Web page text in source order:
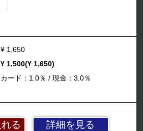
詳細を見る
¥ 1,650
¥ 1,500(¥ 1,650)
カード：1.0％ / 現金：3.0％